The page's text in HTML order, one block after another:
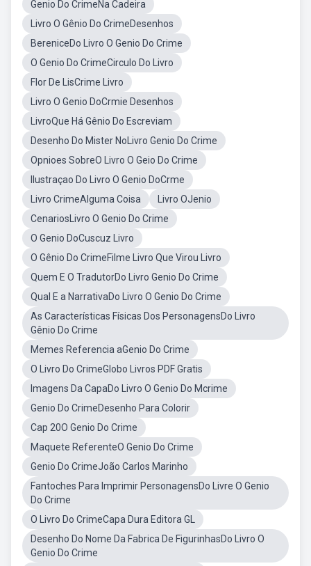
Genio Do CrimeNa Cadeira
Livro O Gênio Do CrimeDesenhos
BereniceDo Livro O Genio Do Crime
O Genio Do CrimeCirculo Do Livro
Flor De LisCrime Livro
Livro O Genio DoCrmie Desenhos
LivroQue Há Gênio Do Escreviam
Desenho Do Mister NoLivro Genio Do Crime
Opnioes SobreO Livro O Geio Do Crime
Ilustraçao Do Livro O Genio DoCrme
Livro CrimeAlguma Coisa
Livro OJenio
CenariosLivro O Genio Do Crime
O Genio DoCuscuz Livro
O Gênio Do CrimeFilme Livro Que Virou Livro
Quem E O TradutorDo Livro Genio Do Crime
Qual E a NarrativaDo Livro O Genio Do Crime
As Características Físicas Dos PersonagensDo Livro
Gênio Do Crime
Memes Referencia aGenio Do Crime
O Livro Do CrimeGlobo Livros PDF Gratis
Imagens Da CapaDo Livro O Genio Do Mcrime
Genio Do CrimeDesenho Para Colorir
Cap 20O Genio Do Crime
Maquete ReferenteO Genio Do Crime
Genio Do CrimeJoão Carlos Marinho
Fantoches Para Imprimir PersonagensDo Livre O Genio
Do Crime
O Livro Do CrimeCapa Dura Editora GL
Desenho Do Nome Da Fabrica De FigurinhasDo Livro O
Genio Do Crime